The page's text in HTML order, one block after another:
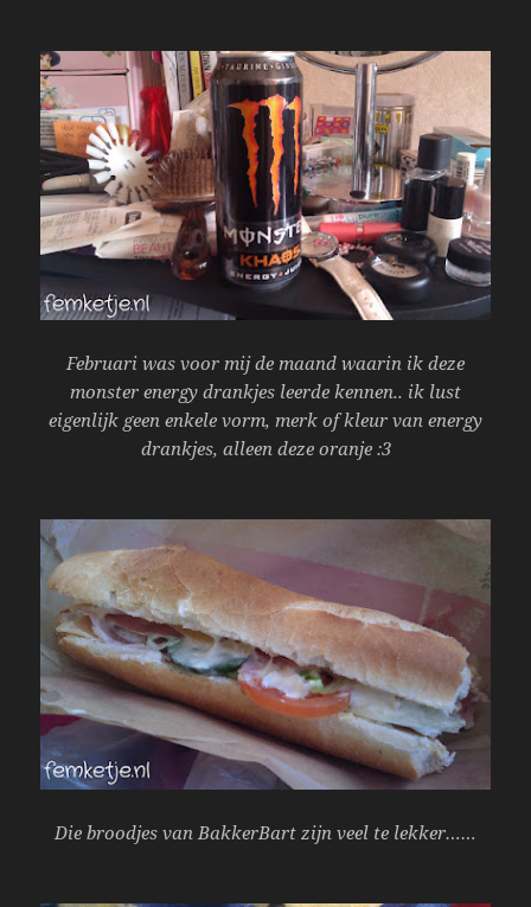
Februari was voor mij de maand waarin ik deze
monster energy drankjes leerde kennen.. ik lust
eigenlijk geen enkele vorm, merk of kleur van energy
drankjes, alleen deze oranje :3
Die broodjes van BakkerBart zijn veel te lekker……